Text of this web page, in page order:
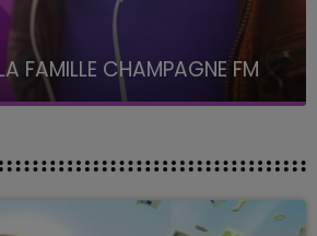
FAMILLE CHAMPAGNE FM